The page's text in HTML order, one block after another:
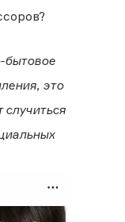
бытовое
это